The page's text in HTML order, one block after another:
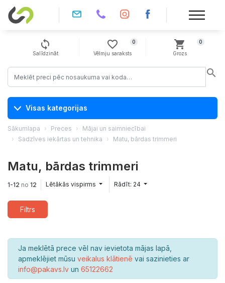
sync
Salīdzināt
favorite_border
Vēlmju saraksts
0 shopping_cart
Grozs
0
search
Visas kategorijas
Sākumlapa Preces
Mājai un saimniecībai
Sadzīves iekārtas un tehnika
Matu, bārdas trimmeri
Matu, bārdas trimmeri
1-12 no 12 Lētākās vispirms Rādīt: 24
Filtrs
Ja meklētā prece vēl nav ievietota mājas lapā,
apmeklējiet mūsu veikalus klātienē vai sazinieties ar
info@pakavs.lv un 65122662